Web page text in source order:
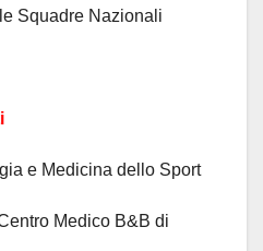
Squadre Nazionali
e Medicina dello Sport
Medico B&B di